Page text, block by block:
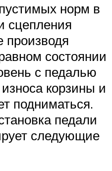
норм в
сцепления
производя
состоянии
с педалью
корзины и
подниматься.
педали
следующие